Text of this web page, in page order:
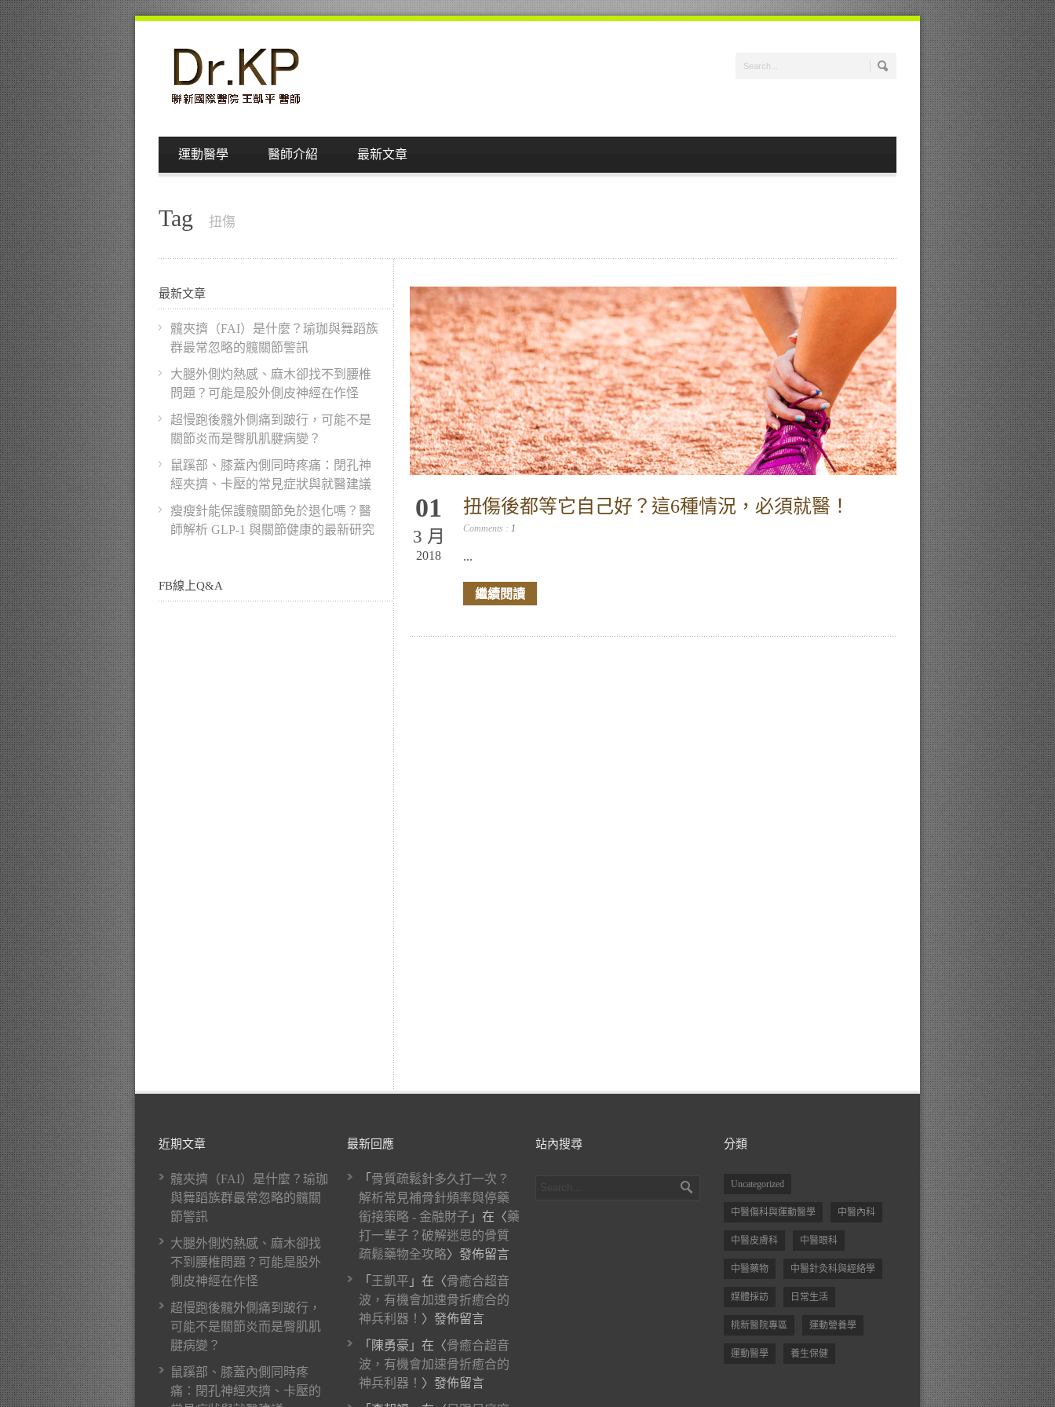
運動醫學 醫師介紹 最新文章
Tag 扭傷
01
3 月
2018
扭傷後都等它自己好？這6種情況，必須就醫！
Comments : 1
...
繼續閱讀
最新文章
髖夾擠（FAI）是什麼？瑜珈與舞蹈族
群最常忽略的髖關節警訊
大腿外側灼熱感、麻木卻找不到腰椎
問題？可能是股外側皮神經在作怪
超慢跑後髖外側痛到跛行，可能不是
關節炎而是臀肌肌腱病變？
鼠蹊部、膝蓋內側同時疼痛：閉孔神
經夾擠、卡壓的常見症狀與就醫建議
瘦瘦針能保護髖關節免於退化嗎？醫
師解析 GLP-1 與關節健康的最新研究
FB線上Q&A
近期文章
髖夾擠（FAI）是什麼？瑜珈
與舞蹈族群最常忽略的髖關
節警訊
大腿外側灼熱感、麻木卻找
不到腰椎問題？可能是股外
側皮神經在作怪
超慢跑後髖外側痛到跛行，
可能不是關節炎而是臀肌肌
腱病變？
鼠蹊部、膝蓋內側同時疼
痛：閉孔神經夾擠、卡壓的
最新回應
「 骨質疏鬆針多久打一次？
解析常見補骨針頻率與停藥
銜接策略 - 金融財子 」在〈藥
打一輩子？破解迷思的骨質
疏鬆藥物全攻略〉發佈留言
「 王凱平 」在〈骨癒合超音
波，有機會加速骨折癒合的
神兵利器！ 〉發佈留言
「 陳勇豪 」在〈骨癒合超音
波，有機會加速骨折癒合的
神兵利器！ 〉發佈留言
站內搜尋 分類
Uncategorized
中醫傷科與運動醫學 中醫內科
中醫皮膚科 中醫眼科
中醫藥物 中醫針灸科與經絡學
媒體採訪 日常生活
桃新醫院專區 運動營養學
運動醫學 養生保健